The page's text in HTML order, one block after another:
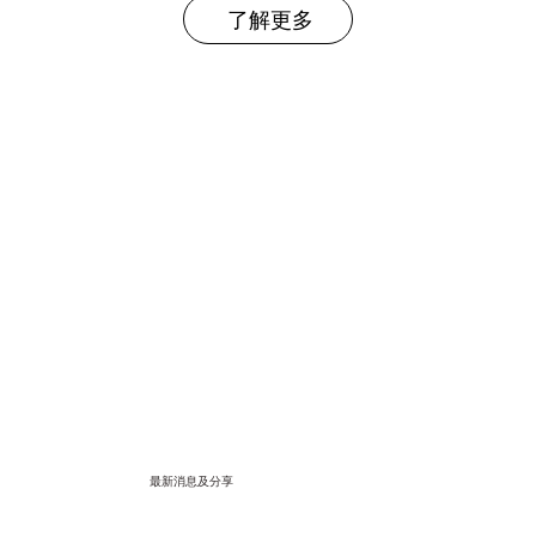
了解更多
最新消息及分享